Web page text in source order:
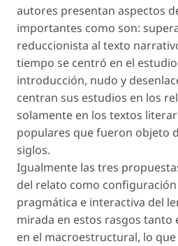
autores presentan aspectos
importantes como son:
reduccionista al texto
tiempo se centró en el
introducción, nudo y
centran sus estudios en los
solamente en los textos
populares que fueron objeto
siglos.
Igualmente las tres
del relato como
pragmática e interactiva del
mirada en estos rasgos tanto
en el macroestructural, lo